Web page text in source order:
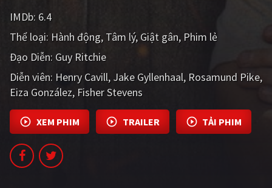
PHIM LẺ
PHIM CHIẾU RẠP
TUYỂN TẬP PHIM
BLOG
IMDb: 6.4
Thể loại: Hành động Tâm lý Giật gân Phim lẻ
Đạo Diễn: Guy Ritchie
Diễn viên: Henry Cavill Jake Gyllenhaal Rosamund Pike
Eiza González Fisher Stevens
XEM PHIM TRAILER TẢI PHIM